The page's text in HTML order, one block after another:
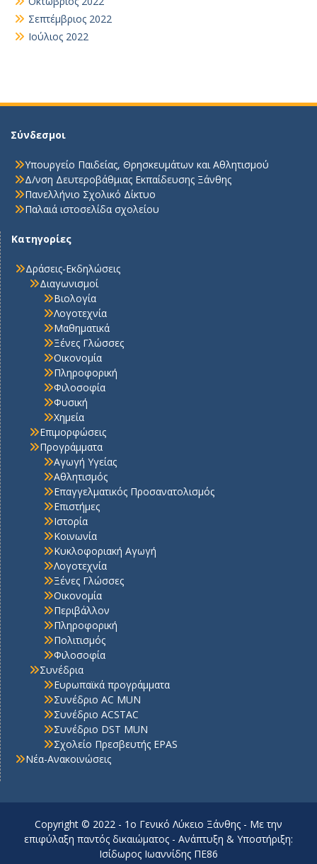
Σεπτέμβριος 2022
Ιούλιος 2022
Σύνδεσμοι
Υπουργείο Παιδείας, Θρησκευμάτων και Αθλητισμού
Δ/νση Δευτεροβάθμιας Εκπαίδευσης Ξάνθης
Πανελλήνιο Σχολικό Δίκτυο
Παλαιά ιστοσελίδα σχολείου
Κατηγορίες
Δράσεις-Εκδηλώσεις
Διαγωνισμοί
Βιολογία
Λογοτεχνία
Μαθηματικά
Ξένες Γλώσσες
Οικονομία
Πληροφορική
Φιλοσοφία
Φυσική
Χημεία
Επιμορφώσεις
Προγράμματα
Αγωγή Υγείας
Αθλητισμός
Επαγγελματικός Προσανατολισμός
Επιστήμες
Ιστορία
Κοινωνία
Κυκλοφοριακή Αγωγή
Λογοτεχνία
Ξένες Γλώσσες
Οικονομία
Περιβάλλον
Πληροφορική
Πολιτισμός
Φιλοσοφία
Συνέδρια
Ευρωπαϊκά προγράμματα
Συνέδριο AC MUN
Συνέδριο ACSTAC
Συνέδριο DST MUN
Σχολείο Πρεσβευτής EPAS
Νέα-Ανακοινώσεις
Copyright © 2022 - 1o Γενικό Λύκειο Ξάνθης - Με την
επιφύλαξη παντός δικαιώματος - Ανάπτυξη & Υποστήριξη:
Ισίδωρος Ιωαννίδης ΠΕ86